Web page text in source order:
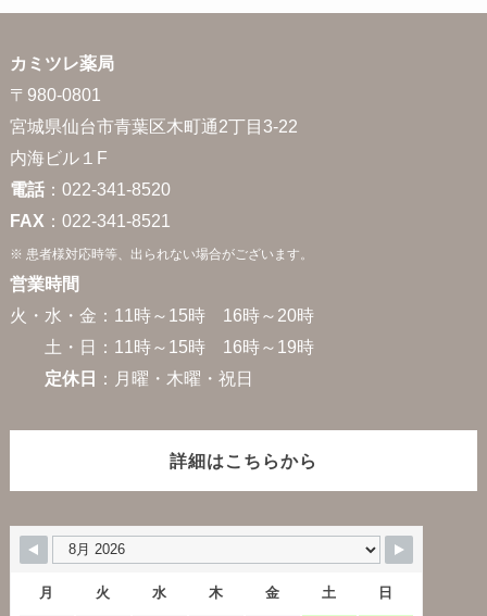
カミツレ薬局
〒980-0801
宮城県仙台市青葉区木町通2丁目3-22
内海ビル１F
電話：022-341-8520
FAX ：022-341-8521
※ 患者様対応時等、出られない場合がございます。
営業時間
火・水・金：11時～15時 16時～20時
土・日：11時～15時 16時～19時
定休日
：月曜・木曜・祝日
詳細はこちらから
月 火 水 木 金 土 日